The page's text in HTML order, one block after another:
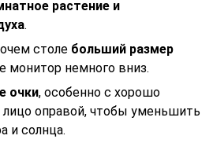
растение и
.
столе больший размер
монитор немного вниз.
очки, особенно с хорошо
оправой, чтобы уменьшить
и солнца.